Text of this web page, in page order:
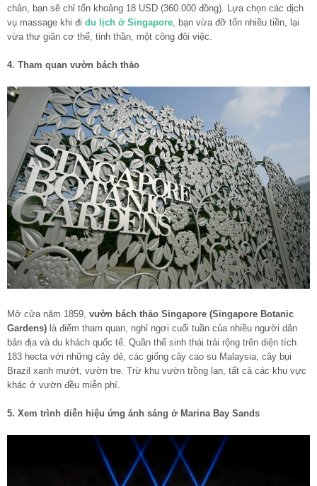
chân, bạn sẽ chỉ tốn khoảng 18 USD (360.000 đồng). Lựa chọn các dịch
vụ massage khi đi du lịch ở Singapore , bạn vừa đỡ tốn nhiều tiền, lại
vừa thư giãn cơ thể, tinh thần, một công đôi việc.
4. Tham quan vườn bách thảo
Mở cửa năm 1859, vườn bách thảo Singapore (Singapore Botanic
Gardens) là điểm tham quan, nghỉ ngơi cuối tuần của nhiều người dân
bản địa và du khách quốc tế. Quần thể sinh thái trải rộng trên diện tích
183 hecta với những cây dẻ, các giống cây cao su Malaysia, cây bụi
Brazil xanh mướt, vườn tre. Trừ khu vườn trồng lan, tất cả các khu vực
khác ở vườn đều miễn phí.
5. Xem trình diễn hiệu ứng ánh sáng ở Marina Bay Sands